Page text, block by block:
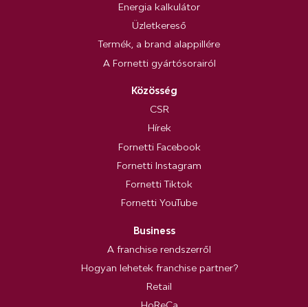
Energia kalkulátor
Üzletkereső
Termék, a brand alappillére
A Fornetti gyártósorairól
Közösség
CSR
Hírek
Fornetti Facebook
Fornetti Instagram
Fornetti Tiktok
Fornetti YouTube
Business
A franchise rendszerről
Hogyan lehetek franchise partner?
Retail